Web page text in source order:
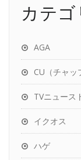
カテゴ
AGA
CU（チャッ
TVニュース
イクオス
ハゲ